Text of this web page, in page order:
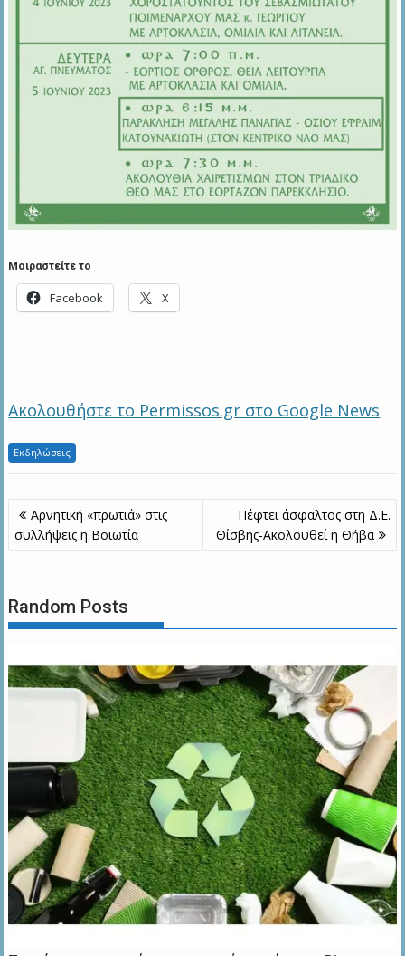
Μοιραστείτε το
Facebook X
Ακολουθήστε το Permissos.gr στο Google News
Εκδηλώσεις
Πλοήγηση
άρθρων
Αρνητική «πρωτιά» στις
συλλήψεις η Βοιωτία
Πέφτει άσφαλτος στη Δ.Ε.
Θίσβης-Ακολουθεί η Θήβα
Random Posts